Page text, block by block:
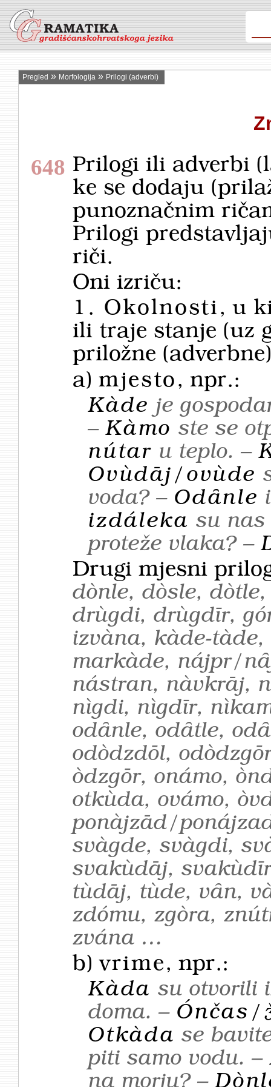
Pregled » Morfologija » Prilogi (adverbi)
648 Prilogi ili adverbi
ke se dodaju
punoznačnim
Prilogi
riči.
Oni izriču:
1. Okolnosti, u
ili traje stanje (uz
priložne
a) mjesto, npr.:
Kàde je
–Kàmo ste se
nútar u teplo. –
Ovùdāj/ovùde
voda? – Odȃnle
izdáleka su
proteže vlaka? –
Drugi mjesni
dònle, dòsle,
drùgdi, drùgdīr,
izvàna, kàde-
markàde, nájpr/
nástran, nàvkrāj,
nìgdi, nìgdīr,
odȃnle, odȃtle,
odòdzdōl,
òdzgōr, onámo,
otkùda, ovámo,
ponàjzād/
svàgde, svàgdi,
svakùdāj,
tùdāj, tùde, vȃn,
zdómu, zgòra,
zvána …
b)vrime, npr.:
Kàda su otvorili
doma. – Ónčas/
Otkàda se
piti samo vodu. –
na morju? –